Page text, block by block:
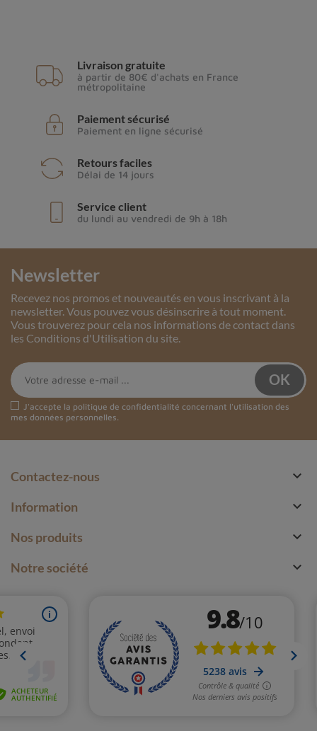
Livraison gratuite
à partir de 80€ d'achats en France
métropolitaine
Paiement sécurisé
Paiement en ligne sécurisé
Retours faciles
Délai de 14 jours
Service client
du lundi au vendredi de 9h à 18h
Newsletter
Recevez nos promos et nouveautés en vous inscrivant à la
newsletter. Vous pouvez vous désinscrire à tout moment.
Vous trouverez pour cela nos informations de contact dans
les Conditions d'Utilisation du site.
J'accepte la politique de confidentialité concernant l'utilisation des
mes données personnelles.
Contactez-nous 
Information 
Nos produits 
Notre société 